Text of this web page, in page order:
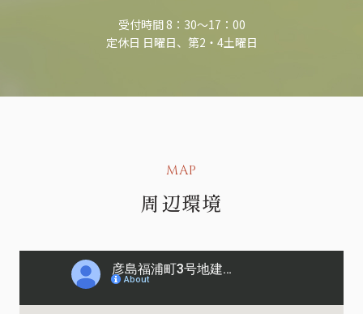
受付時間 8：30〜17：00
定休日 日曜日、第2・4土曜日
MAP
周辺環境